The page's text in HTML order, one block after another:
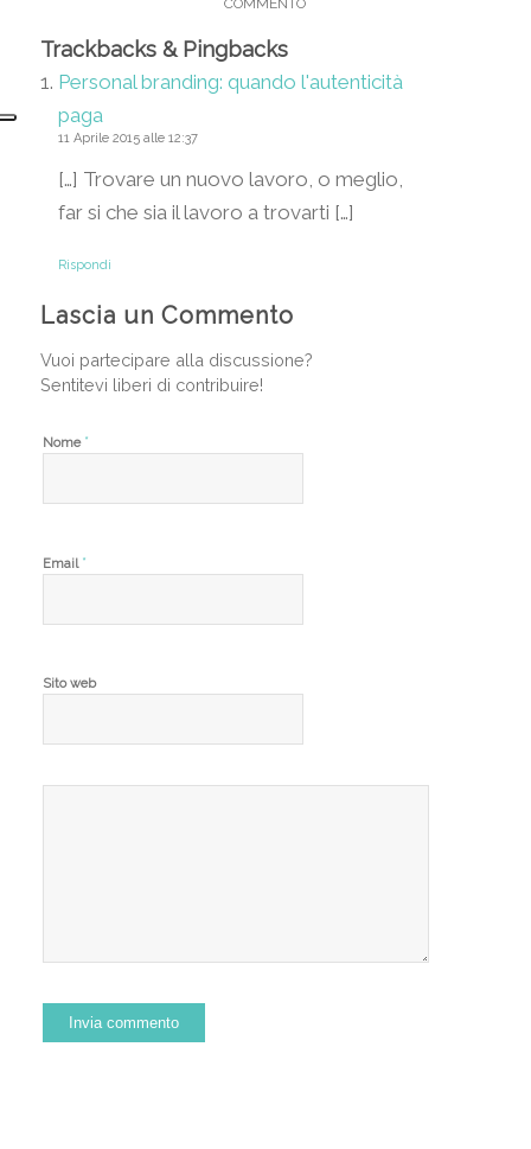
COMMENTO
Trackbacks & Pingbacks
Personal branding: quando l'autenticità
paga
11 Aprile 2015 alle 12:37
[…] Trovare un nuovo lavoro, o meglio,
far si che sia il lavoro a trovarti […]
Rispondi
Lascia un Commento
Vuoi partecipare alla discussione?
Sentitevi liberi di contribuire!
Nome *
Email *
Sito web